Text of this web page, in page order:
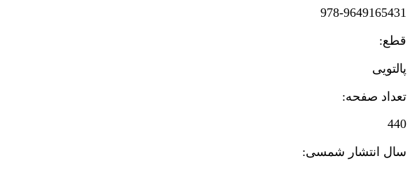
978-9649165431
قطع:
پالتویی
تعداد صفحه:
440
سال انتشار شمسی: